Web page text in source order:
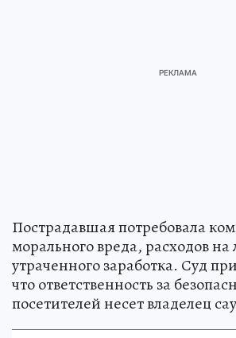
Пострадавшая потребовала
морального вреда, расходов на
утраченного заработка. Суд
что ответственность за
посетителей несет владелец